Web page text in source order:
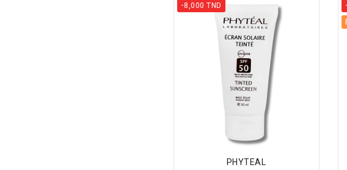
/ ou à tendance acnéiques
-8,000 TND
PHYTEAL